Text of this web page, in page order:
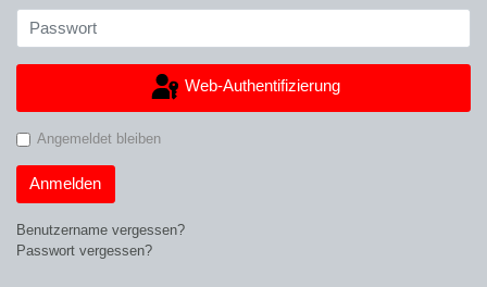
Web-Authentifizierung
Angemeldet bleiben
Anmelden
Benutzername vergessen?
Passwort vergessen?